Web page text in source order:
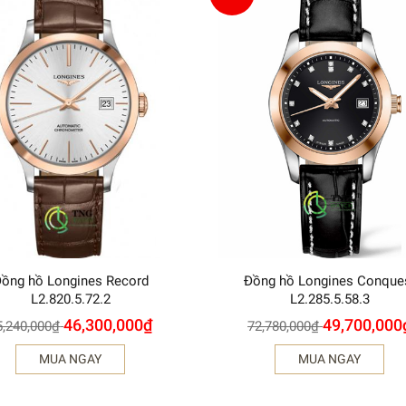
hồ Longines Record
L2.820.5.72.2
₫ 46,300,000₫
MUA NGAY
Đồng hồ Longines
L2.285.5.58.3
72,780,000₫ 49,700,000
MUA NGAY